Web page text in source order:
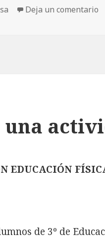
Deja un comentario
una
EDUCACIÓN
de 3º de